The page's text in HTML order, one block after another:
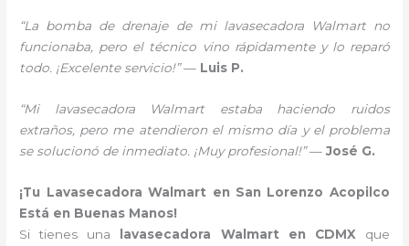
“La bomba de drenaje de mi lavasecadora Walmart no
funcionaba, pero el técnico vino rápidamente y lo reparó
todo. ¡Excelente servicio!”— Luis P.
“Mi lavasecadora Walmart estaba haciendo ruidos
extraños, pero me atendieron el mismo día y el problema
se solucionó de inmediato. ¡Muy profesional!”—José G.
¡Tu Lavasecadora Walmart en San Lorenzo Acopilco
Está en Buenas Manos!
Si tienes una
lavasecadora Walmart en CDMX que